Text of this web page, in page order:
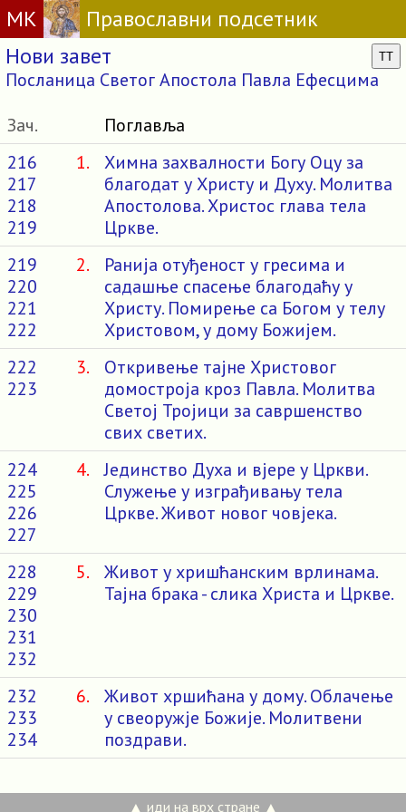
МК
Православни подсетник
Нови завет
TT
Посланица Светог Апостола Павла Ефесцима
Зач.
Поглавља
216
217
218
219
1.
Химна захвалности Богу Оцу за
благодат у Христу и Духу. Молитва
Апостолова. Христос глава тела
Цркве.
219
220
221
222
2.
Ранија отуђеност у гресима и
садашње спасење благодаћу у
Христу. Помирење са Богом у телу
Христовом, у дому Божијем.
222
223
3.
Откривење тајне Христовог
домостроја кроз Павла. Молитва
Светој Тројици за савршенство
свих светих.
224
225
226
227
4.
Јединство Духа и вјере у Цркви.
Служење у изграђивању тела
Цркве. Живот новог човјека.
228
229
230
231
232
5.
Живот у хришћанским врлинама.
Тајна брака - слика Христа и Цркве.
232
233
234
6.
Живот хршићана у дому. Облачење
у свеоружје Божије. Молитвени
поздрави.
▲ иди на врх стране ▲